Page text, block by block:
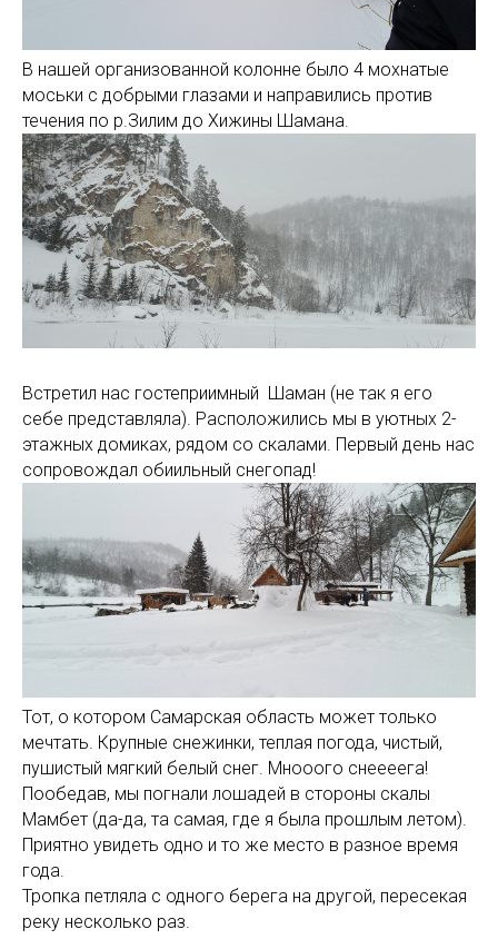
В нашей организованной колонне было 4 мохнатые
моськи с добрыми глазами и направились против
течения по р.Зилим до Хижины Шамана.
Встретил нас гостеприимный Шаман (не так я его
себе представляла). Расположились мы в уютных 2-
этажных домиках, рядом со скалами. Первый день нас
сопровождал обиильный снегопад!
Тот, о котором Самарская область может только
мечтать. Крупные снежинки, теплая погода, чистый,
пушистый мягкий белый снег. Мнооого снеееега!
Пообедав, мы погнали лошадей в стороны скалы
Мамбет (да-да, та самая, где я была прошлым летом).
Приятно увидеть одно и то же место в разное время
года.
Тропка петляла с одного берега на другой, пересекая
реку несколько раз.